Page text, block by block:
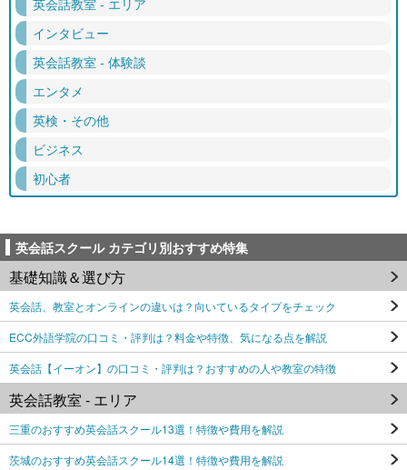
インタビュー
英会話教室 - 体験談
エンタメ
英検・その他
ビジネス
初心者
英会話スクール カテゴリ別おすすめ特集
基礎知識＆選び方
英会話、教室とオンラインの違いは？向いているタイプをチェック
ECC外語学院の口コミ・評判は？料金や特徴、気になる点を解説
英会話【イーオン】の口コミ・評判は？おすすめの人や教室の特徴
英会話教室 - エリア
三重のおすすめ英会話スクール13選！特徴や費用を解説
茨城のおすすめ英会話スクール14選！特徴や費用を解説